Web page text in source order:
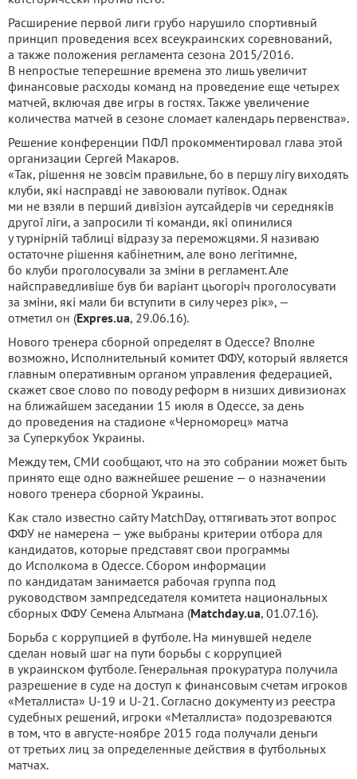
Расширение первой лиги грубо нарушило спортивный
принцип проведения всех всеукраинских соревнований,
а также положения регламента сезона 2015/2016.
В непростые теперешние времена это лишь увеличит
финансовые расходы команд на проведение еще четырех
матчей, включая две игры в гостях. Также увеличение
количества матчей в сезоне сломает календарь первенства».
Решение конференции ПФЛ прокомментировал глава этой
организации Сергей Макаров.
«Так, рішення не зовсім правильне, бо в першу лігу виходять
клуби, які насправді не завоювали путівок. Однак
ми не взяли в перший дивізіон аутсайдерів чи середняків
другої ліги, а запросили ті команди, які опинилися
у турнірній таблиці відразу за переможцями. Я називаю
остаточне рішення кабінетним, але воно легітимне,
бо клуби проголосували за зміни в регламент. Але
найсправедливіше був би варіант цьогоріч проголосувати
за зміни, які мали би вступити в силу через рік», —
отметил он (Expres.ua, 29.06.16).
Нового тренера сборной определят в Одессе? Вполне
возможно, Исполнительный комитет ФФУ, который является
главным оперативным органом управления федерацией,
скажет свое слово по поводу реформ в низших дивизионах
на ближайшем заседании 15 июля в Одессе, за день
до проведения на стадионе «Черноморец» матча
за Суперкубок Украины.
Между тем, СМИ сообщают, что на это собрании может быть
принято еще одно важнейшее решение — о назначении
нового тренера сборной Украины.
Как стало известно сайту MatchDay, оттягивать этот вопрос
ФФУ не намерена — уже выбраны критерии отбора для
кандидатов, которые представят свои программы
до Исполкома в Одессе. Сбором информации
по кандидатам занимается рабочая группа под
руководством зампредседателя комитета национальных
сборных ФФУ Семена Альтмана (Matchday.ua, 01.07.16).
Борьба с коррупцией в футболе. На минувшей неделе
сделан новый шаг на пути борьбы с коррупцией
в украинском футболе. Генеральная прокуратура получила
разрешение в суде на доступ к финансовым счетам игроков
«Металлиста» U-19 и U-21. Согласно документу из реестра
судебных решений, игроки «Металлиста» подозреваются
в том, что в августе-ноябре 2015 года получали деньги
от третьих лиц за определенные действия в футбольных
матчах.